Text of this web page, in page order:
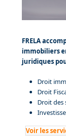
FRELA
immobiliers
juridiques
Droit
Droit
Droit des
Voir les